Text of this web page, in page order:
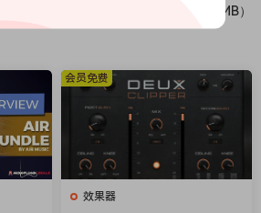
[MacOSX]（4MB）
效果器
会员免费